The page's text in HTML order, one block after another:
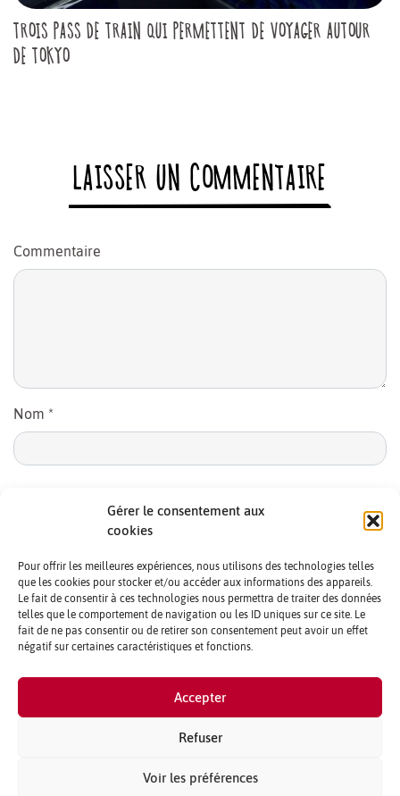
Gérer le consentement aux
cookies
Pour offrir les meilleures expériences, nous utilisons des technologies telles
que les cookies pour stocker et/ou accéder aux informations des appareils.
Le fait de consentir à ces technologies nous permettra de traiter des données
telles que le comportement de navigation ou les ID uniques sur ce site. Le
fait de ne pas consentir ou de retirer son consentement peut avoir un effet
négatif sur certaines caractéristiques et fonctions.
Accepter
Refuser
Voir les préférences
TROIS PASS DE TRAIN QUI PERMETTENT DE VOYAGER AUTOUR
DE TOKYO
LAISSER UN COMMENTAIRE
Commentaire
Nom *